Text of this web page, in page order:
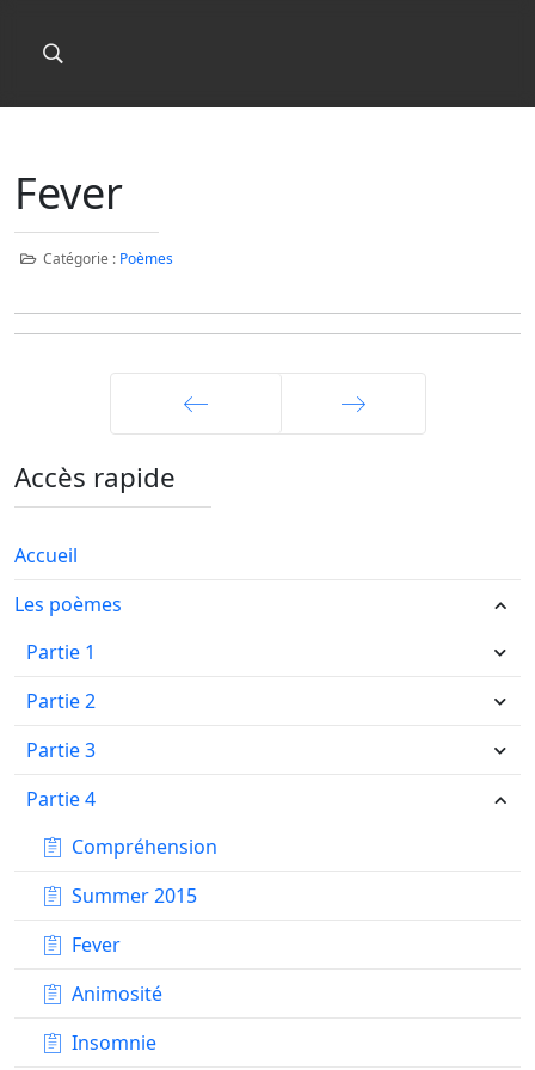
Fever
Catégorie : Poèmes
Précédent
Accès rapide
Accueil
Les poèmes
Partie 1
Partie 2
Partie 3
Partie 4
Compréhension
Summer 2015
Fever
Animosité
Insomnie